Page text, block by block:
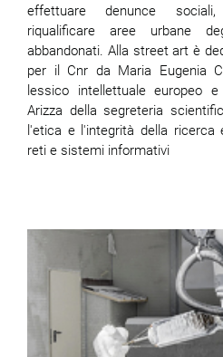
effettuare denunce
riqualificare aree urbane
abbandonati. Alla street art è
per il Cnr da Maria Eugenia
lessico intellettuale europeo
Arizza della segreteria
l'etica e l'integrità della ricerca
reti e sistemi informativi